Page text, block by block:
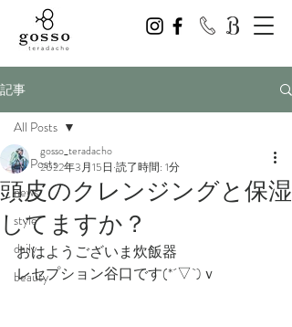
記事
All Posts
news
style
daily
beauty
All Posts
頭皮のクレンジングと保湿
してますか？
gosso_teradacho
2022年3月15日 読了時間: 1分
おはようございま炊飯器
レセプション谷口です(*´▽`)ｖ